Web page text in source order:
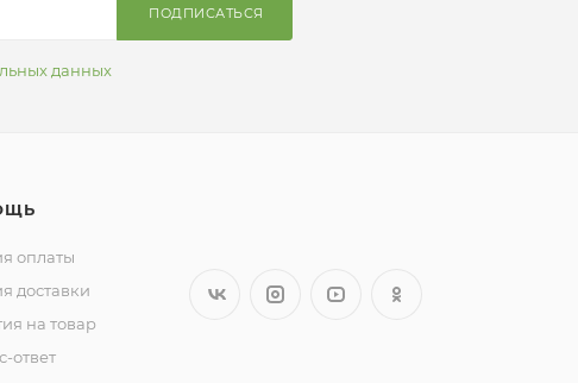
ПОДПИСАТЬСЯ
данных
оплаты
доставки
на товар
ответ